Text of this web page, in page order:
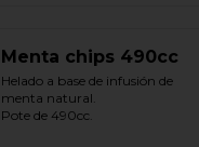
Menta chips 490cc
Helado a base de infusión de
menta natural.
Pote de 490cc.